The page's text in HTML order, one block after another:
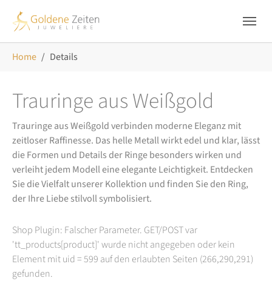
Home Details
Trauringe aus Weißgold
Trauringe aus Weißgold verbinden moderne Eleganz mit
zeitloser Raffinesse. Das helle Metall wirkt edel und klar, lässt
die Formen und Details der Ringe besonders wirken und
verleiht jedem Modell eine elegante Leichtigkeit. Entdecken
Sie die Vielfalt unserer Kollektion und finden Sie den Ring,
der Ihre Liebe stilvoll symbolisiert.
Shop Plugin: Falscher Parameter. GET/POST var
'tt_products[product]' wurde nicht angegeben oder kein
Element mit uid = 599 auf den erlaubten Seiten (266,290,291)
gefunden.